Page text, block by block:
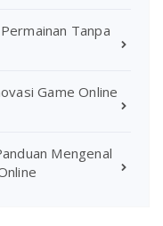
Tanpa
Game Online
Mengenal